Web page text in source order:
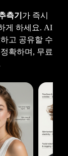
측기 가 즉시
게 하세요. AI
고 공유할 수
확하며, 무료